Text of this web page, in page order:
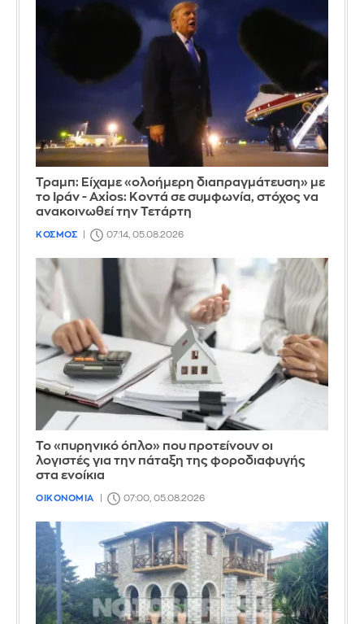
Τραμπ: Είχαμε «ολοήμερη διαπραγμάτευση» με
το Ιράν - Axios: Κοντά σε συμφωνία, στόχος να
ανακοινωθεί την Τετάρτη
ΚΟΣΜΟΣ 07:14, 05.08.2026
Το «πυρηνικό όπλο» που προτείνουν οι
λογιστές για την πάταξη της φοροδιαφυγής
στα ενοίκια
ΟΙΚΟΝΟΜΙΑ 07:00, 05.08.2026